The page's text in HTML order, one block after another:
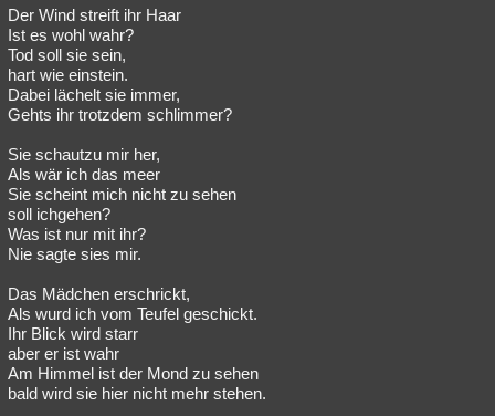
Der Wind streift ihr Haar
Ist es wohl wahr?
Tod soll sie sein,
hart wie einstein.
Dabei lächelt sie immer,
Gehts ihr trotzdem schlimmer?
Sie schautzu mir her,
Als wär ich das meer
Sie scheint mich nicht zu sehen
soll ichgehen?
Was ist nur mit ihr?
Nie sagte sies mir.
Das Mädchen erschrickt,
Als wurd ich vom Teufel geschickt.
Ihr Blick wird starr
aber er ist wahr
Am Himmel ist der Mond zu sehen
bald wird sie hier nicht mehr stehen.